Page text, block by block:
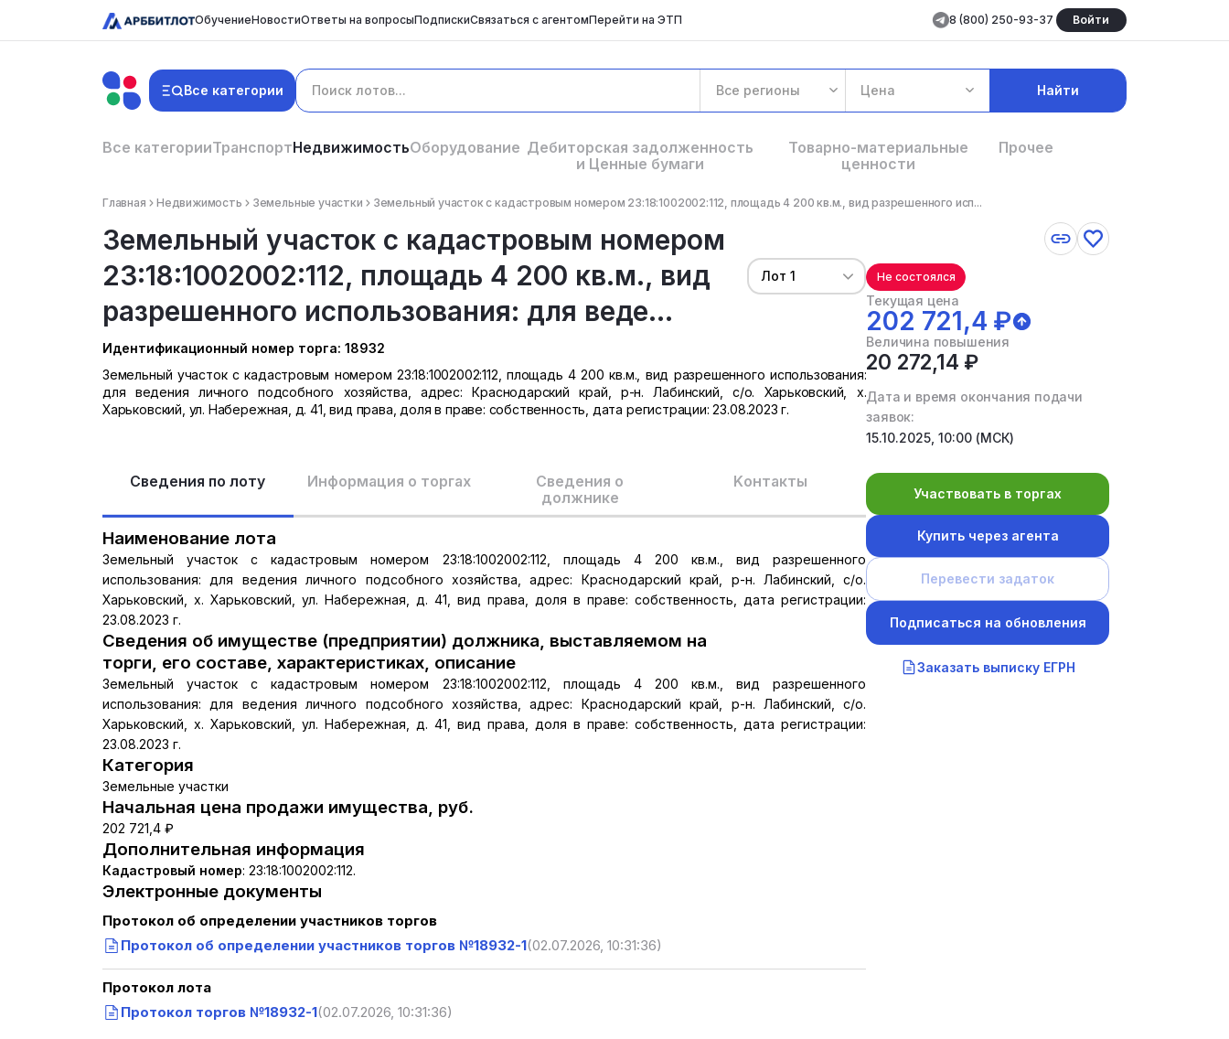
ОбучениеНовостиОтветы на вопросыПодпискиСвязаться с агентомПерейти на ЭТП 8 (800) 250-93-37 Войти
Все категории Все регионы Цена Найти
Все категорииТранспортНедвижимостьОборудование Дебиторская задолженность
и Ценные бумаги
Товарно-материальные
ценности
Прочее
Главная Недвижимость Земельные участки Земельный участок с кадастровым номером 23:18:1002002:112, площадь 4 200 кв.м., вид разрешенного исп...
Земельный участок с кадастровым номером
23:18:1002002:112, площадь 4 200 кв.м., вид
разрешенного использования: для веде...
Лот 1
Идентификационный номер торга: 18932
Земельный участок с кадастровым номером 23:18:1002002:112, площадь 4 200 кв.м., вид разрешенного использования:
для ведения личного подсобного хозяйства, адрес: Краснодарский край, р-н. Лабинский, с/о. Харьковский, х.
Харьковский, ул. Набережная, д. 41, вид права, доля в праве: собственность, дата регистрации: 23.08.2023 г.
Сведения по лоту Информация о торгах
Сведения о
должнике
Kонтакты
Наименование лота
Земельный участок с кадастровым номером 23:18:1002002:112, площадь 4 200 кв.м., вид разрешенного
использования: для ведения личного подсобного хозяйства, адрес: Краснодарский край, р-н. Лабинский, с/о.
Харьковский, х. Харьковский, ул. Набережная, д. 41, вид права, доля в праве: собственность, дата регистрации:
23.08.2023 г.
Сведения об имуществе (предприятии) должника, выставляемом на
торги, его составе, характеристиках, описание
Земельный участок с кадастровым номером 23:18:1002002:112, площадь 4 200 кв.м., вид разрешенного
использования: для ведения личного подсобного хозяйства, адрес: Краснодарский край, р-н. Лабинский, с/о.
Харьковский, х. Харьковский, ул. Набережная, д. 41, вид права, доля в праве: собственность, дата регистрации:
23.08.2023 г.
Категория
Земельные участки
Начальная цена продажи имущества, руб.
202 721,4 ₽
Дополнительная информация
Кадастровый номер: 23:18:1002002:112.
Электронные документы
Протокол об определении участников торгов
Протокол об определении участников торгов №18932-1(02.07.2026, 10:31:36)
Протокол лота
Протокол торгов №18932-1(02.07.2026, 10:31:36)
Не состоялся
Текущая цена
202 721,4 ₽
Величина повышения
20 272,14 ₽
Дата и время окончания подачи
заявок:
15.10.2025, 10:00 (МСК)
Участвовать в торгах
Купить через агента
Перевести задаток
Подписаться на обновления
Заказать выписку ЕГРН